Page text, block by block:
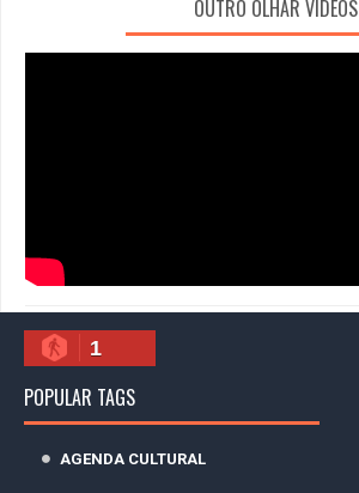
OUTRO OLHAR VÍDEOS
1
POPULAR TAGS
AGENDA CULTURAL